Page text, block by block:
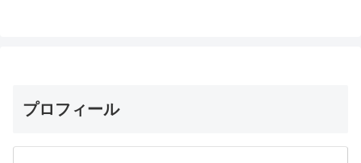
プロフィール